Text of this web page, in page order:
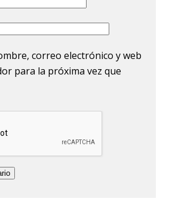
correo electrónico y web
para la próxima vez que